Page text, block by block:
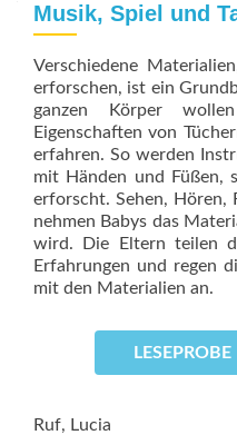
Musik, Spiel und
Verschiedene
erforschen, ist ein
ganzen Körper
Eigenschaften von
erfahren. So werden
mit Händen und Füßen,
erforscht. Sehen, Hören,
nehmen Babys das
wird. Die Eltern teilen
Erfahrungen und regen
mit den Materialien an.
LESEPROBE
Ruf, Lucia